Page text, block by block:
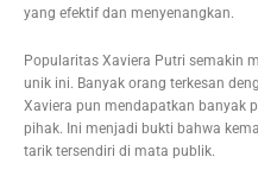
yang efektif dan menyenangkan.
Popularitas Xaviera Putri semakin
unik ini. Banyak orang terkesan
Xaviera pun mendapatkan banyak
pihak. Ini menjadi bukti bahwa
tarik tersendiri di mata publik.